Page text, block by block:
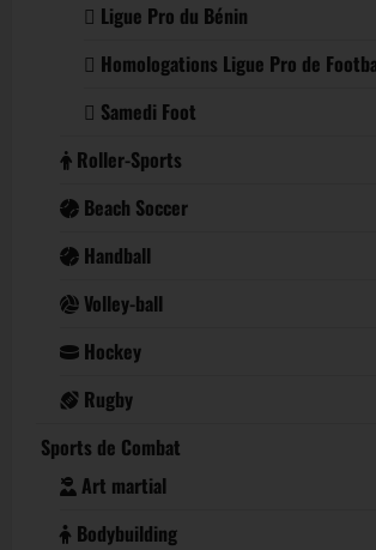
Ligue Pro du Bénin
Homologations Ligue Pro de
Samedi Foot
Roller-Sports
Beach Soccer
Handball
Volley-ball
Hockey
Rugby
Sports de Combat
Art martial
Bodybuilding